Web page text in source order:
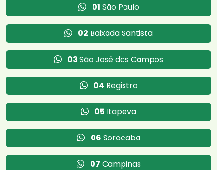
01 São Paulo
02 Baixada Santista
03 São José dos Campos
04 Registro
05 Itapeva
06 Sorocaba
07 Campinas